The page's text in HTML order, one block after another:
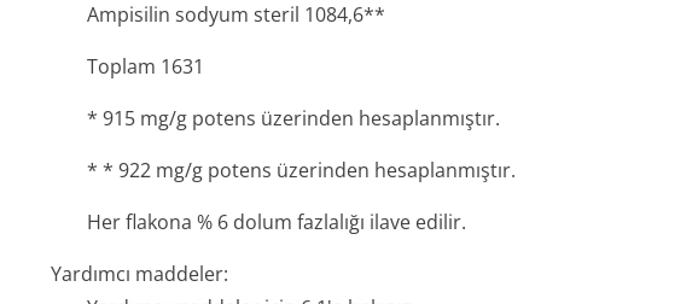
Ampisilin sodyum steril 1084,6**
Toplam 1631
* 915 mg/g potens üzerinden hesaplanmıştır.
* * 922 mg/g potens üzerinden hesaplanmıştır.
Her flakona % 6 dolum fazlalığı ilave edilir.
Yardımcı maddeler: